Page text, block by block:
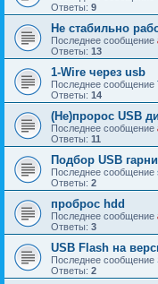
Ответы: 9
Не стабильно
Последнее сообщение
Ответы: 13
1-Wire через usb
Последнее сообщение
Ответы: 14
(Не)пророс USB
Последнее сообщение
Ответы: 11
Подбор USB
Последнее сообщение
Ответы: 2
проброс hdd
Последнее сообщение
Ответы: 3
USB Flash на
Последнее сообщение
Ответы: 2